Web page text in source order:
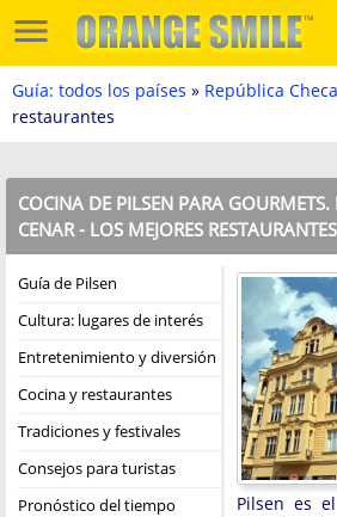
Guía: todos los países » República Checa
restaurantes
COCINA DE PILSEN PARA GOURMETS.
CENAR - LOS MEJORES RESTAURANTES
Guía de Pilsen
Cultura: lugares de interés
Entretenimiento y diversión
Cocina y restaurantes
Tradiciones y festivales
Consejos para turistas
Pronóstico del tiempo
Pilsen es